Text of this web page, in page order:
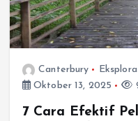
Canterbury
Oktober 13, 2025
7 Cara Efektif